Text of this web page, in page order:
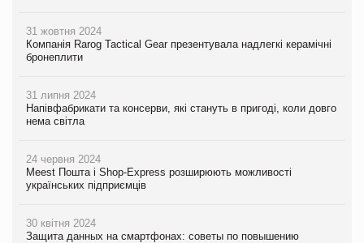
31 жовтня 2024
Компанія Rarog Tactical Gear презентувала надлегкі керамічні
бронеплити
31 липня 2024
Напівфабрикати та консерви, які стануть в пригоді, коли довго
нема світла
24 червня 2024
Meest Пошта і Shop-Express розширюють можливості
українських підприємців
30 квітня 2024
Защита данных на смартфонах: советы по повышению